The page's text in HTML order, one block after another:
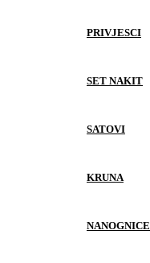
PRIVJESCI
SET NAKIT
SATOVI
KRUNA
NANOGNICE